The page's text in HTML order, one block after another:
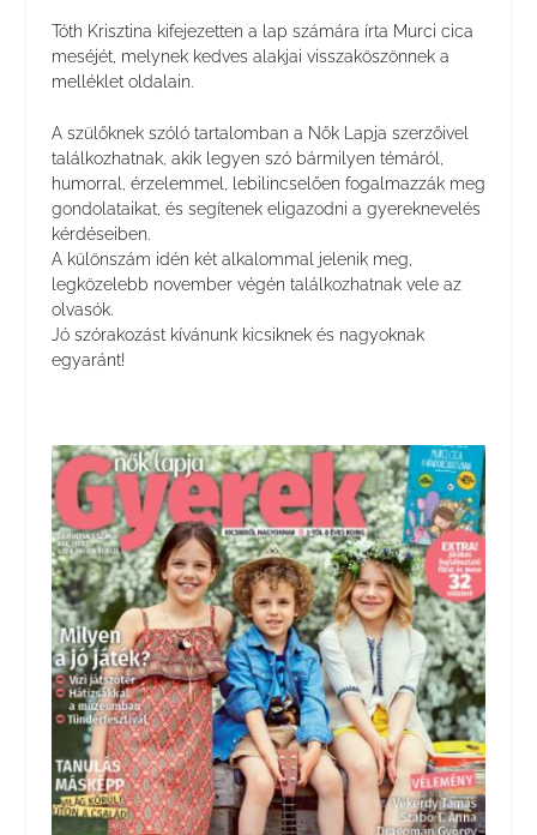
Tóth Krisztina kifejezetten a lap számára írta Murci cica
meséjét, melynek kedves alakjai visszaköszönnek a
melléklet oldalain.
A szülőknek szóló tartalomban a Nők Lapja szerzőivel
találkozhatnak, akik legyen szó bármilyen témáról,
humorral, érzelemmel, lebilincselően fogalmazzák meg
gondolataikat, és segítenek eligazodni a gyereknevelés
kérdéseiben.
A különszám idén két alkalommal jelenik meg,
legközelebb november végén találkozhatnak vele az
olvasók.
Jó szórakozást kívánunk kicsiknek és nagyoknak
egyaránt!